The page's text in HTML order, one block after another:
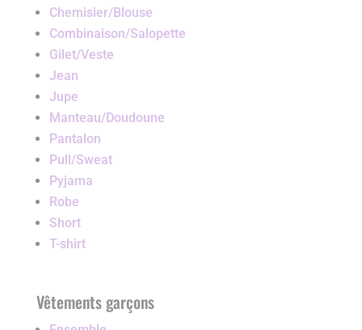
Chemisier/Blouse
Combinaison/Salopette
Gilet/Veste
Jean
Jupe
Manteau/Doudoune
Pantalon
Pull/Sweat
Pyjama
Robe
Short
T-shirt
Vêtements garçons